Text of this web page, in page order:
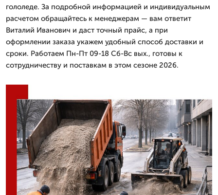
гололеде. За подробной информацией и индивидуальным
расчетом обращайтесь к менеджерам — вам ответит
Виталий Иванович и даст точный прайс, а при
оформлении заказа укажем удобный способ доставки и
сроки. Работаем Пн-Пт 09-18 Сб-Вс вых., готовы к
сотрудничеству и поставкам в этом сезоне 2026.